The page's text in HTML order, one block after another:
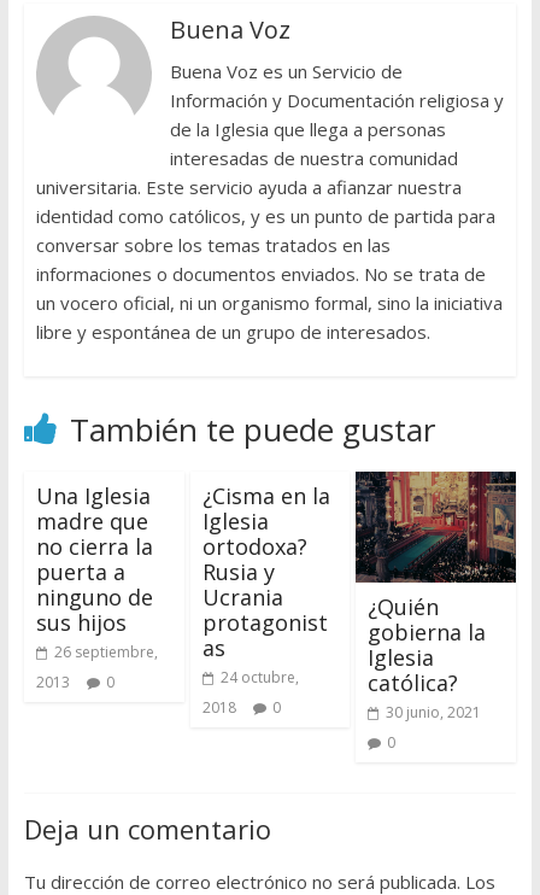
Buena Voz
Buena Voz es un Servicio de
Información y Documentación religiosa y
de la Iglesia que llega a personas
interesadas de nuestra comunidad
universitaria. Este servicio ayuda a afianzar nuestra
identidad como católicos, y es un punto de partida para
conversar sobre los temas tratados en las
informaciones o documentos enviados. No se trata de
un vocero oficial, ni un organismo formal, sino la iniciativa
libre y espontánea de un grupo de interesados.
También te puede gustar
Una Iglesia
madre que
no cierra la
puerta a
ninguno de
sus hijos
26 septiembre,
2013
0
¿Cisma en la
Iglesia
ortodoxa?
Rusia y
Ucrania
protagonist
as
24 octubre,
2018
0
¿Quién
gobierna la
Iglesia
católica?
30 junio, 2021
0
Deja un comentario
Tu dirección de correo electrónico no será publicada. Los